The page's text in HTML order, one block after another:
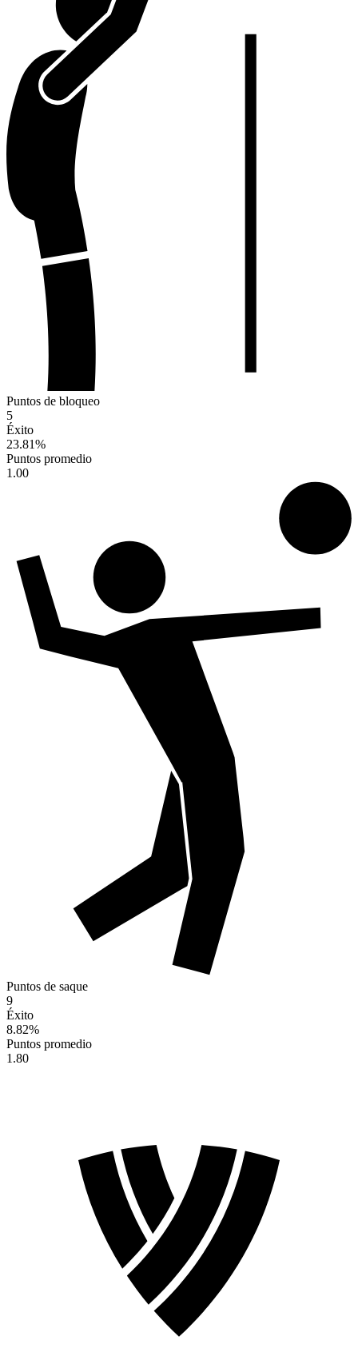
Puntos de bloqueo
5
Éxito
23.81%
Puntos promedio
1.00
Puntos de saque
9
Éxito
8.82%
Puntos promedio
1.80